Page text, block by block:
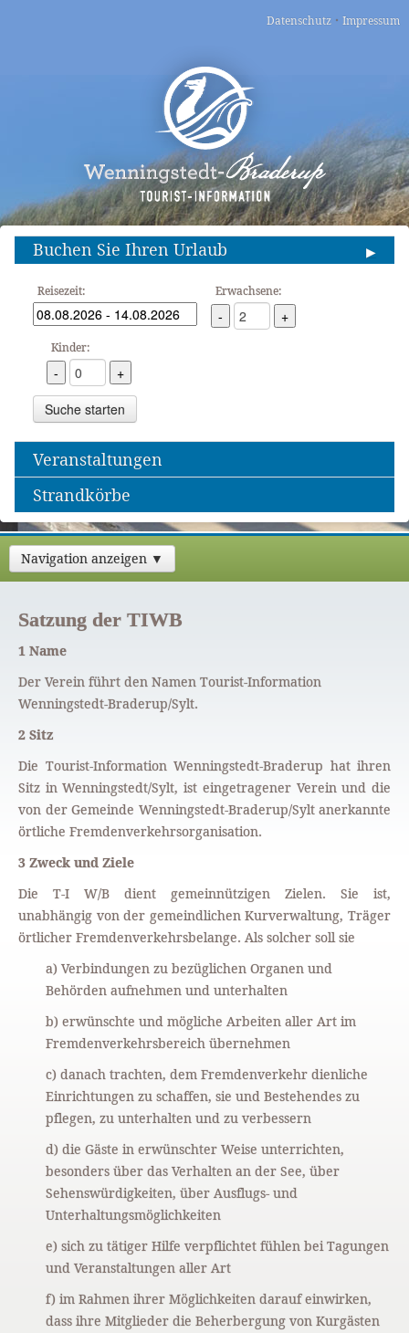
Buchen Sie Ihren Urlaub ▶
Reisezeit: Erwachsene:
- +
Kinder:
- +
Veranstaltungen
Strandkörbe
Datenschutz · Impressum
Navigation anzeigen ▼
Satzung der TIWB
1 Name
Der Verein führt den Namen Tourist-Information
Wenningstedt-Braderup/Sylt.
2 Sitz
Die Tourist-Information Wenningstedt-Braderup hat ihren
Sitz in Wenningstedt/Sylt, ist eingetragener Verein und die
von der Gemeinde Wenningstedt-Braderup/Sylt anerkannte
örtliche Fremdenverkehrsorganisation.
3 Zweck und Ziele
Die T-I W/B dient gemeinnützigen Zielen. Sie ist,
unabhängig von der gemeindlichen Kurverwaltung, Träger
örtlicher Fremdenverkehrsbelange. Als solcher soll sie
a) Verbindungen zu bezüglichen Organen und
Behörden aufnehmen und unterhalten
b) erwünschte und mögliche Arbeiten aller Art im
Fremdenverkehrsbereich übernehmen
c) danach trachten, dem Fremdenverkehr dienliche
Einrichtungen zu schaffen, sie und Bestehendes zu
pflegen, zu unterhalten und zu verbessern
d) die Gäste in erwünschter Weise unterrichten,
besonders über das Verhalten an der See, über
Sehenswürdigkeiten, über Ausflugs- und
Unterhaltungsmöglichkeiten
e) sich zu tätiger Hilfe verpflichtet fühlen bei Tagungen
und Veranstaltungen aller Art
f) im Rahmen ihrer Möglichkeiten darauf einwirken,
dass ihre Mitglieder die Beherbergung von Kurgästen